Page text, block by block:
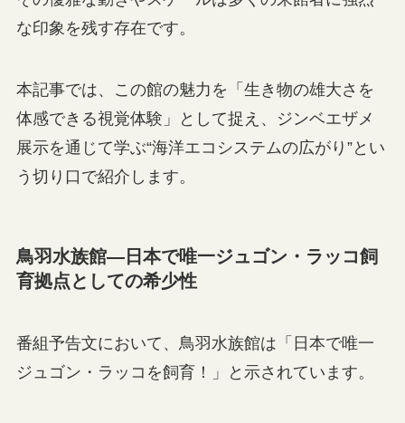
な印象を残す存在です。
本記事では、この館の魅力を「生き物の雄大さを
体感できる視覚体験」として捉え、ジンベエザメ
展示を通じて学ぶ“海洋エコシステムの広がり”とい
う切り口で紹介します。
鳥羽水族館—日本で唯一ジュゴン・ラッコ飼
育拠点としての希少性
番組予告文において、鳥羽水族館は「日本で唯一
ジュゴン・ラッコを飼育！」と示されています。